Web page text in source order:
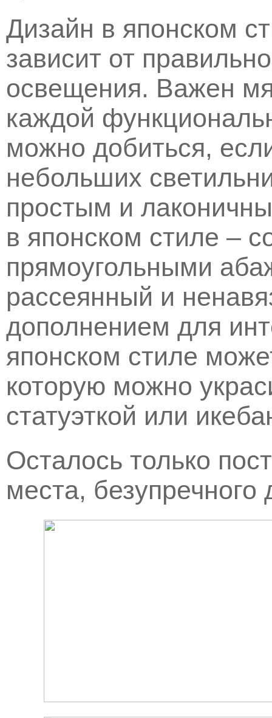
Дизайн в японском
зависит от
освещения. Важен
каждой
можно добиться,
небольших
простым и
в японском стиле –
прямоугольными
рассеянный и
дополнением для
японском стиле
которую можно
статуэткой или
Осталось только
места,